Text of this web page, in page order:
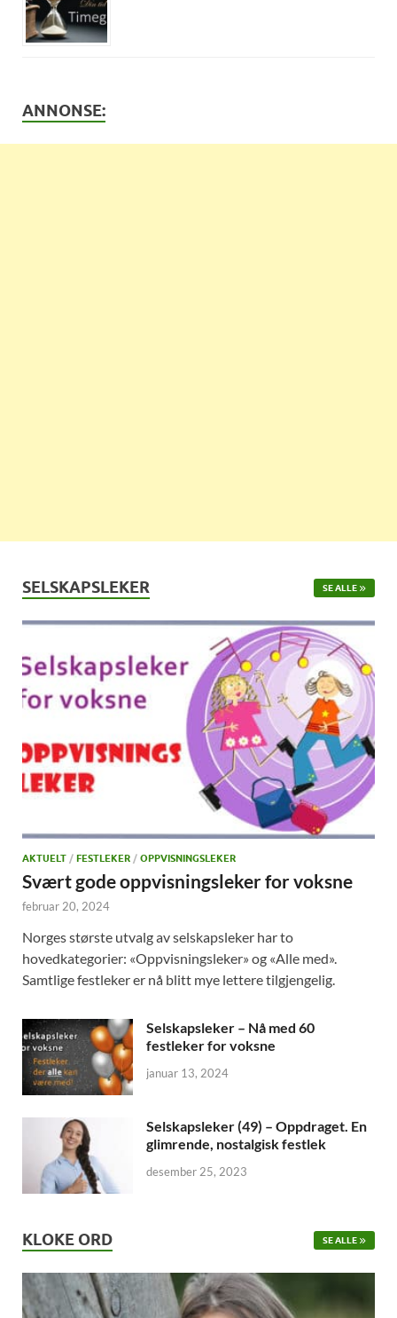
ANNONSE:
SELSKAPSLEKER SE ALLE
AKTUELT / FESTLEKER / OPPVISNINGSLEKER
Svært gode oppvisningsleker for voksne
februar 20, 2024
Norges største utvalg av selskapsleker har to
hovedkategorier: «Oppvisningsleker» og «Alle med».
Samtlige festleker er nå blitt mye lettere tilgjengelig.
Selskapsleker – Nå med 60
festleker for voksne
januar 13, 2024
Selskapsleker (49) – Oppdraget. En
glimrende, nostalgisk festlek
desember 25, 2023
KLOKE ORD SE ALLE